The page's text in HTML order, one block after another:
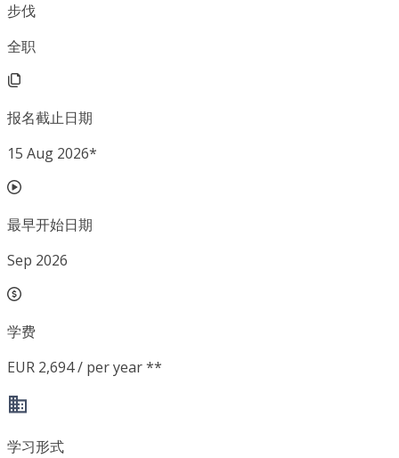
步伐
全职
报名截止日期
15 Aug 2026*
最早开始日期
Sep 2026
学费
EUR 2,694 / per year **
学习形式